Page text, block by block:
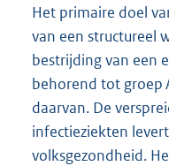
Het primaire doel
van een structureel
bestrijding van een
behorend tot groep
daarvan. De
infectieziekten
volksgezondheid.